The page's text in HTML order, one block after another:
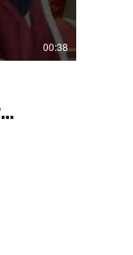
00:38
em